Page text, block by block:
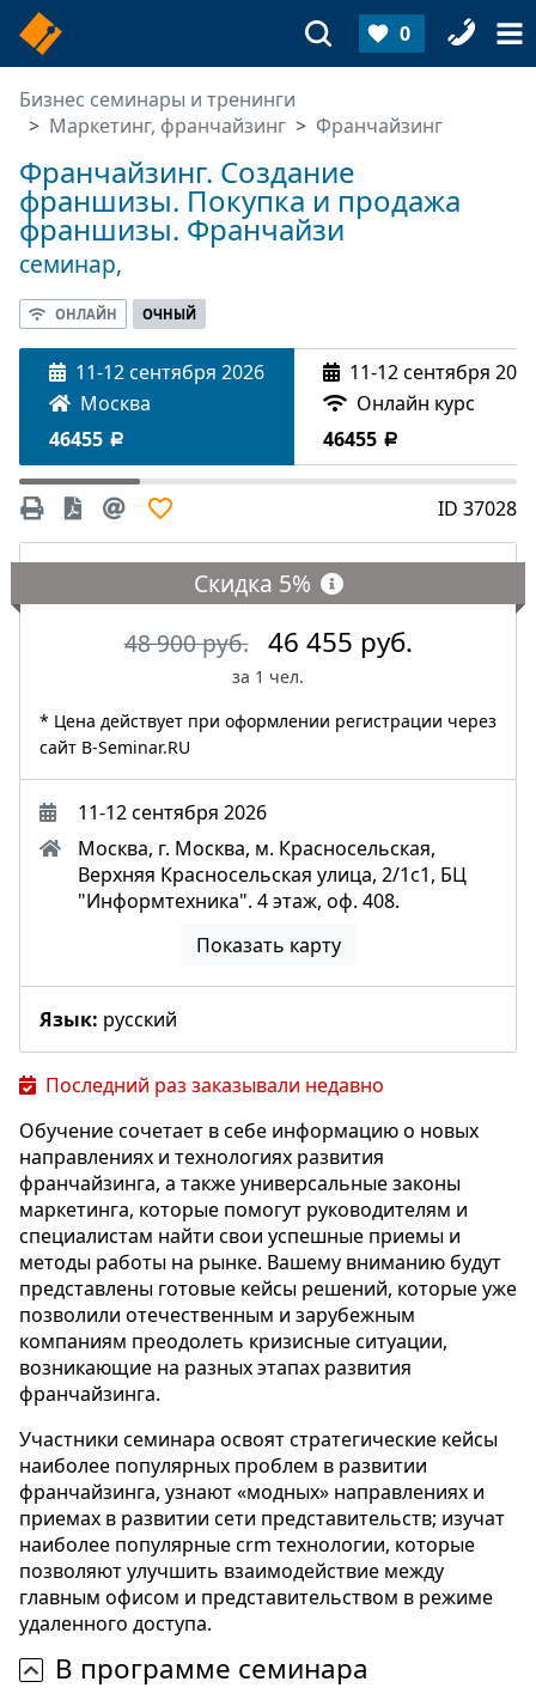
0
Бизнес семинары и тренинги
Маркетинг, франчайзинг
Франчайзинг
Франчайзинг. Создание
франшизы. Покупка и продажа
франшизы. Франчайзи
семинар,
ОНЛАЙН ОЧНЫЙ
11-12 сентября 2026
Москва
46455
11-12 сентября
Онлайн курс
46455
ID 37028
Скидка 5%
48 900 руб.
46 455 руб.
за 1 чел.
* Цена действует при оформлении регистрации через
сайт B-Seminar.RU
11-12 сентября 2026
Москва, г. Москва, м. Красносельская,
Верхняя Красносельская улица, 2/1с1, БЦ
"Информтехника". 4 этаж, оф. 408.
Показать карту
Язык: русский
Последний раз заказывали недавно
Обучение сочетает в себе информацию о новых
направлениях и технологиях развития
франчайзинга, а также универсальные законы
маркетинга, которые помогут руководителям и
специалистам найти свои успешные приемы и
методы работы на рынке. Вашему вниманию будут
представлены готовые кейсы решений, которые уже
позволили отечественным и зарубежным
компаниям преодолеть кризисные ситуации,
возникающие на разных этапах развития
франчайзинга.
Участники семинара освоят стратегические кейсы
наиболее популярных проблем в развитии
франчайзинга, узнают «модных» направлениях и
приемах в развитии сети представительств; изучат
наиболее популярные crm технологии, которые
позволяют улучшить взаимодействие между
главным офисом и представительством в режиме
удаленного доступа.
В программе семинара